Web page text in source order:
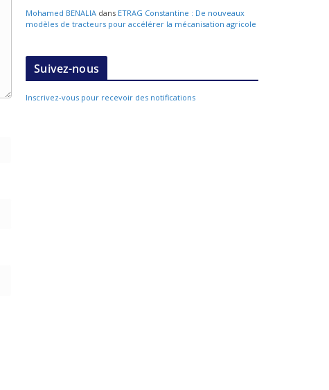
Mohamed BENALIA dans ETRAG Constantine : De nouveaux
modèles de tracteurs pour accélérer la mécanisation agricole
Suivez-nous
Inscrivez-vous pour recevoir des notifications